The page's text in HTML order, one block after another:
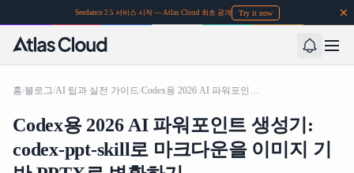
Seedance 2.5 서비스 시작 — Atlas Cloud 최초 공개 Try it now
홈/블로그/AI 팁과 실전 가이드/ Codex용 2026 AI 파워포인트 생성기: codex-ppt-skill로 마크다운을 이미지 기반 PPTX로 변환하기
Codex용 2026 AI 파워포인트 생성기:
codex-ppt-skill로 마크다운을 이미지 기